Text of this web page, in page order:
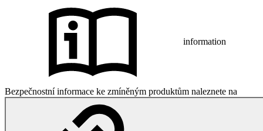
information
Bezpečnostní informace ke zmíněným produktům naleznete na